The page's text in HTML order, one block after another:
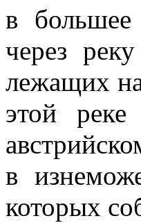
в большее
через
лежащих
этой реке
в
которых